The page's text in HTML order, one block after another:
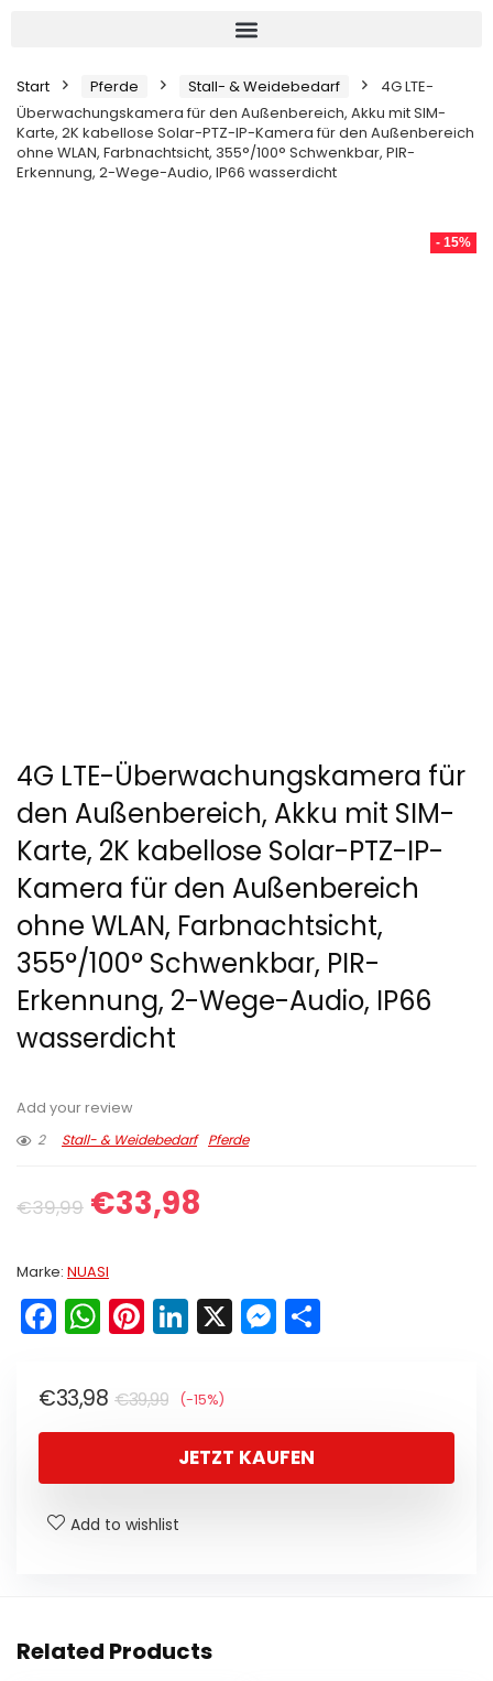
Start Pferde Stall- & Weidebedarf
4G LTE-
Überwachungskamera für den Außenbereich, Akku mit SIM-
Karte, 2K kabellose Solar-PTZ-IP-Kamera für den Außenbereich
ohne WLAN, Farbnachtsicht, 355°/100° Schwenkbar, PIR-
Erkennung, 2-Wege-Audio, IP66 wasserdicht
- 15%
4G LTE-Überwachungskamera für
den Außenbereich, Akku mit SIM-
Karte, 2K kabellose Solar-PTZ-IP-
Kamera für den Außenbereich
ohne WLAN, Farbnachtsicht,
355°/100° Schwenkbar, PIR-
Erkennung, 2-Wege-Audio, IP66
wasserdicht
Add your review
2
Stall- & Weidebedarf Pferde
€39,99 €33,98
Marke: NUASI
F
c
e
o
o
W
a
ts
p
p
Pi
er
e
Li
k
e
dI
n
X M
s
e
n
n
€39,99
€33,98 (-15%)
JETZT KAUFEN
Add to wishlist
Related Products